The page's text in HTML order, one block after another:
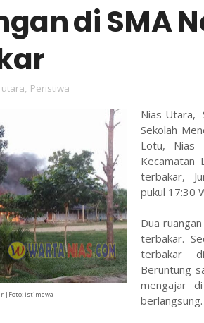
di SMA
Peristiwa
|Foto: istimewa
Nias Utara,-
Sekolah
Lotu, Nias
Kecamatan
terbakar,
pukul 17:30
Dua
terbakar.
terbakar
Beruntung
mengajar
berlangsung.